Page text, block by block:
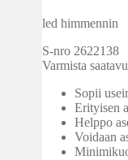
led himmennin
S-nro 2622138
Varmista
Sopii
Erityisen
Helppo
Voidaan